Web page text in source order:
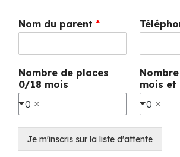
Nom du parent *
Nombre de places
0/18 mois
0
mois et
0
Je m'inscris sur la liste d'attente